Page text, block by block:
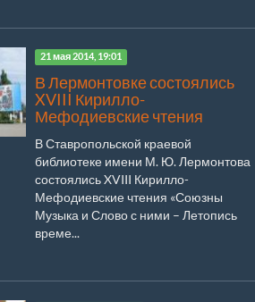
21 мая 2014, 19:01
В Лермонтовке состоялись
XVIII Кирилло-
Мефодиевские чтения
В Ставропольской краевой
библиотеке имени М. Ю. Лермонтова
состоялись XVIII Кирилло-
Мефодиевские чтения «Союзны
Музыка и Слово с ними – Летопись
време...